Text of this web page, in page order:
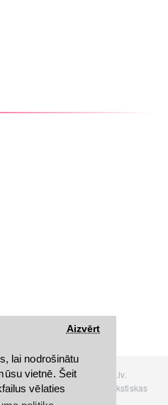
lai nodrošinātu
vietnē. Šeit
vēlaties
Aizvērt
veikals www.Discomania.lv.
pārpublicēšana, bez rakstiskas